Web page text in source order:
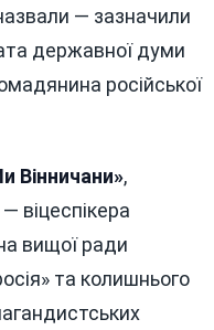
Льва
— зазначили
державної думи
російської
Вінничани»,
віцеспікера
вищої ради
та колишнього